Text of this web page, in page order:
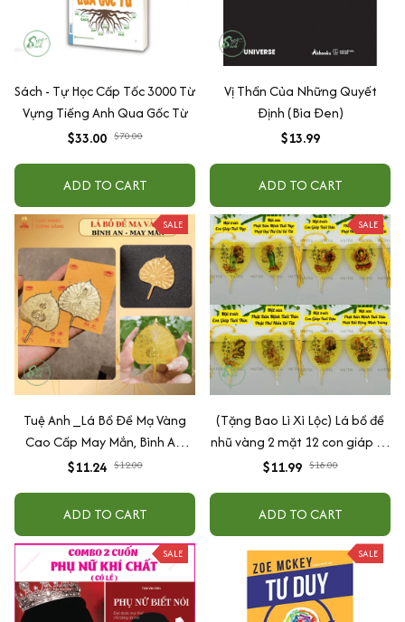
Sách - Tự Học Cấp Tốc 3000 Từ
Vựng Tiếng Anh Qua Gốc Từ
$33.00 $70.00
ADD TO CART
Vị Thần Của Những Quyết
Định (Bìa Đen)
$13.99
ADD TO CART
SALE
Tuệ Anh _Lá Bồ Đề Mạ Vàng
Cao Cấp May Mắn, Bình An,
Chiêu Tài Lộc
$11.24 $12.00
ADD TO CART
SALE
(Tặng Bao Lì Xì Lộc) Lá bồ đề
nhũ vàng 2 mặt 12 con giáp và
phật bản mệnh, để ốp lưng
quang
$11.99 $18.00
ADD TO CART
SALE SALE